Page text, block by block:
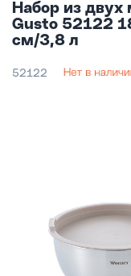
посуды
Набор из
Gusto 52122
см/3,8 л
52122